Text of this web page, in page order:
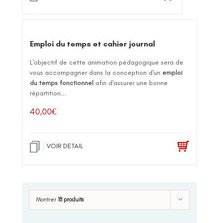
Emploi du temps et cahier journal
L'objectif de cette animation pédagogique sera de
vous accompagner dans la conception d'un emploi
du temps fonctionnel afin d'assurer une bonne
répartition...
40,00€
VOIR DETAIL
Montrer 18 produits